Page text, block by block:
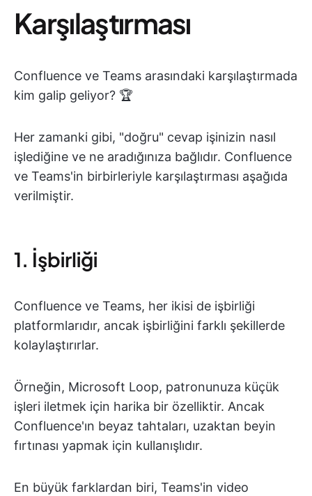
Karşılaştırması
Confluence ve Teams arasındaki karşılaştırmada
kim galip geliyor? 🏆
Her zamanki gibi, "doğru" cevap işinizin nasıl
işlediğine ve ne aradığınıza bağlıdır. Confluence
ve Teams'in birbirleriyle karşılaştırması aşağıda
verilmiştir.
1. İşbirliği
Confluence ve Teams, her ikisi de işbirliği
platformlarıdır, ancak işbirliğini farklı şekillerde
kolaylaştırırlar.
Örneğin, Microsoft Loop, patronunuza küçük
işleri iletmek için harika bir özelliktir. Ancak
Confluence'ın beyaz tahtaları, uzaktan beyin
fırtınası yapmak için kullanışlıdır.
En büyük farklardan biri, Teams'in video